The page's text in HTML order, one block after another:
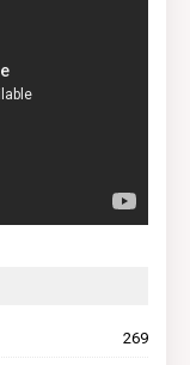
269